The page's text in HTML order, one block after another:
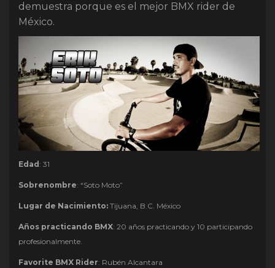
demuestra porque es el mejor BMX rider de
México.
Edad : 31
Sobrenombre: “Soto Moto”
Lugar de Nacimiento: Tijuana, B.C. México
Años practicando BMX: 20 años practicando y 10 participando
profesionalmente.
Favorite BMX Rider: Rubén Alcantara